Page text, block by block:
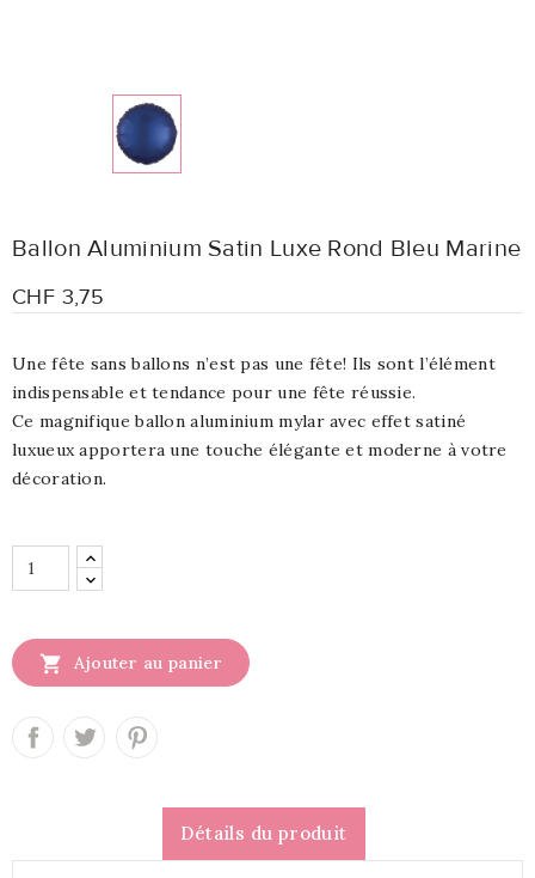
Ballon Aluminium Satin Luxe Rond Bleu Marine
CHF 3,75
Une fête sans ballons n’est pas une fête! Ils sont l’élément
indispensable et tendance pour une fête réussie.
Ce magnifique ballon aluminium mylar avec effet satiné
luxueux apportera une touche élégante et moderne à votre
décoration.
 Ajouter au panier
Détails du produit